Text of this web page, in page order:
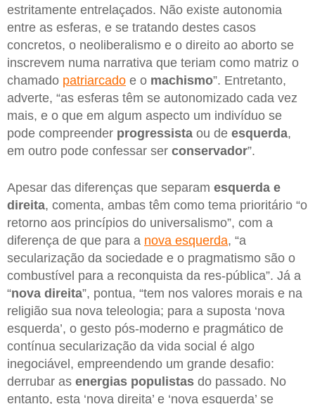
estritamente entrelaçados. Não existe autonomia
entre as esferas, e se tratando destes casos
concretos, o neoliberalismo e o direito ao aborto se
inscrevem numa narrativa que teriam como matriz o
chamado patriarcado e o machismo”. Entretanto,
adverte, “as esferas têm se autonomizado cada vez
mais, e o que em algum aspecto um indivíduo se
pode compreender progressista ou de esquerda,
em outro pode confessar ser conservador”.
Apesar das diferenças que separam esquerda e
direita, comenta, ambas têm como tema prioritário “o
retorno aos princípios do universalismo”, com a
diferença de que para a nova esquerda, “a
secularização da sociedade e o pragmatismo são o
combustível para a reconquista da res-pública”. Já a
“nova direita”, pontua, “tem nos valores morais e na
religião sua nova teleologia; para a suposta ‘nova
esquerda’, o gesto pós-moderno e pragmático de
contínua secularização da vida social é algo
inegociável, empreendendo um grande desafio:
derrubar as energias populistas do passado. No
entanto, esta ‘nova direita’ e ‘nova esquerda’ se